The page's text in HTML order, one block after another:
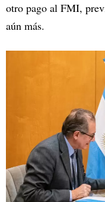
otro pago al FMI,
aún más.